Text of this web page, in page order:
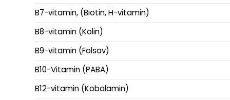
B7-vitamin, (Biotin, H-vitamin)
B8-vitamin (Kolin)
B9-vitamin (Folsav)
B10-Vitamin (PABA)
B12-vitamin (Kobalamin)